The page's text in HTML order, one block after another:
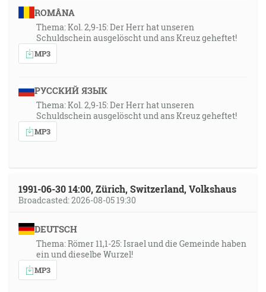
ROMÂNA
Thema: Kol. 2,9-15: Der Herr hat unseren
Schuldschein ausgelöscht und ans Kreuz geheftet!
MP3
РУССКИЙ ЯЗЫК
Thema: Kol. 2,9-15: Der Herr hat unseren
Schuldschein ausgelöscht und ans Kreuz geheftet!
MP3
1991-06-30 14:00, Zürich, Switzerland, Volkshaus
Broadcasted: 2026-08-05 19:30
DEUTSCH
Thema: Römer 11,1-25: Israel und die Gemeinde haben
ein und dieselbe Wurzel!
MP3